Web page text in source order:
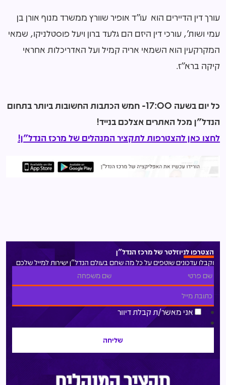
עורך דין הדיירים הוא עו״ד אופיר שוורץ ממשרד מנוף אורן בן
עמי ושות׳, עורכי דין היזם הם גלעד ברון ויעל פוסטלניקו, שמאי
המקרקעין הוא השמאי אריה קמיל ועל האדריכלות אחראי
קיקה ברא״ז.
כל יום בשעה 17:00- חמש הכתבות החשובות ביותר בתחום
הנדל"ן מכל האתרים אצלכם בנייד!
לחצו כאן להצטרפות לתקציר המנהלים של מרכז הנדל"ן!
הצטרפו לניוזלטר של מרכז הנדל"ן
וקבלו עדכונים שוטפים על כל מה שחם בעולם הנדל"ן ישירות למייל שלכם
אני מאשר/ת קבלת דיוור